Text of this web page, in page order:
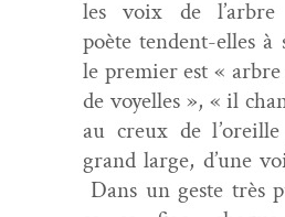
les voix de
poète ten­dent-elles à
le pre­mier est « arbre
de voyelles », « il
au creux de
grand large, d’une
Dans un geste très